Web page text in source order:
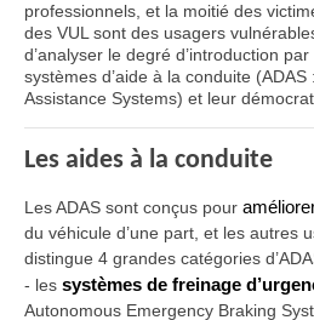
professionnels, et la moitié des
des VUL sont des usagers
d’analyser le degré d’introduction
systèmes d’aide à la conduite
Assistance Systems) et leur
Les aides à la conduite
Les ADAS sont conçus pour
du véhicule d’une part, et les autres
distingue 4 grandes catégories
- les systèmes de freinage
Autonomous Emergency Braking